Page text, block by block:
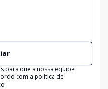
para que a nossa equipe
com a política de